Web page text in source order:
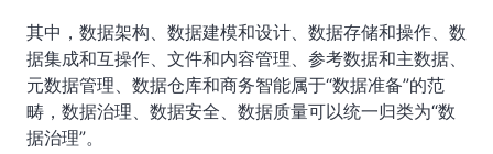
其中，数据架构、数据建模和设计、数据存储和操作、数
据集成和互操作、文件和内容管理、参考数据和主数据、
元数据管理、数据仓库和商务智能属于“数据准备”的范
畴，数据治理、数据安全、数据质量可以统一归类为“数
据治理”。